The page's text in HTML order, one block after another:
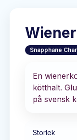
Snapphane
En
kötthalt.
på svensk
Storlek